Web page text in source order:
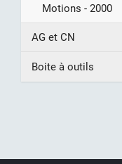
Motions - 2000
AG et CN
Boite à outils